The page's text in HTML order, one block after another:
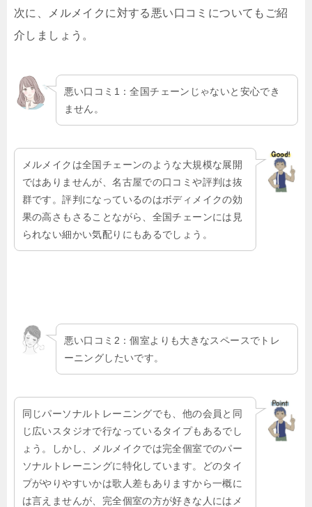
次に、メルメイクに対する悪い口コミについてもご紹
介しましょう。
悪い口コミ1：全国チェーンじゃないと安心でき
ません。
メルメイクは全国チェーンのような大規模な展開
ではありませんが、名古屋での口コミや評判は抜
群です。評判になっているのはボディメイクの効
果の高さもさることながら、全国チェーンには見
られない細かい気配りにもあるでしょう。
悪い口コミ2：個室よりも大きなスペースでトレ
ーニングしたいです。
同じパーソナルトレーニングでも、他の会員と同
じ広いスタジオで行なっているタイプもあるでし
ょう。しかし、メルメイクでは完全個室でのパー
ソナルトレーニングに特化しています。どのタイ
プがやりやすいかは歌人差もありますから一概に
は言えませんが、完全個室の方が好きな人にはメ